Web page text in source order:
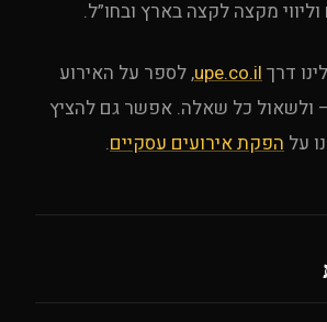
דרךupe.co.il, לספר על האירוע
ולשאול כל שאלה. אפשר גם להציץ
על הפקת אירועים עסקיים.